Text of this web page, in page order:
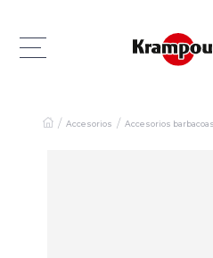
Accesorios Accesorios barbacoas